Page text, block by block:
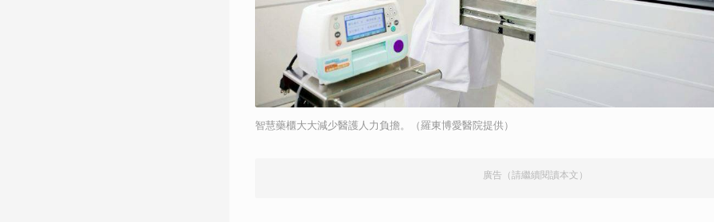
智慧藥櫃大大減少醫護人力負擔。（羅東博愛醫院提供）
廣告（請繼續閱讀本文）